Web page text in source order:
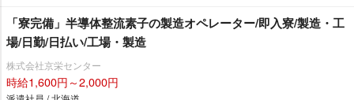
「寮完備」半導体整流素子の製造オペレーター/即入寮/製造・工
場/日勤/日払い/工場・製造
株式会社京栄センター
時給1,600円～2,000円